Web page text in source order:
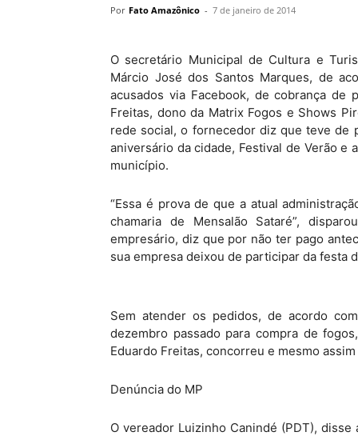
Por Fato Amazônico - 7 de janeiro de 2014
O secretário Municipal de Cultura e
Márcio José dos Santos Marques, de
acusados via Facebook, de cobrança de
Freitas, dono da Matrix Fogos e Shows
rede social, o fornecedor diz que teve de
aniversário da cidade, Festival de Verão e
município.
“Essa é prova de que a atual
chamaria de Mensalão Sataré”,
empresário, diz que por não ter pago
sua empresa deixou de participar da festa
Sem atender os pedidos, de acordo
dezembro passado para compra de
Eduardo Freitas, concorreu e mesmo
Denúncia do MP
O vereador Luizinho Canindé (PDT),